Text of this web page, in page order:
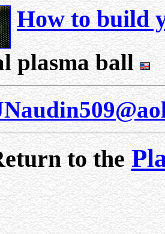
How to build
plasma ball
to the